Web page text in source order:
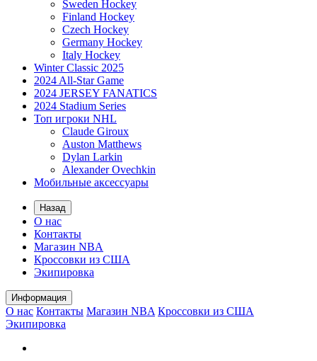
Sweden Hockey
Finland Hockey
Czech Hockey
Germany Hockey
Italy Hockey
Winter Classic 2025
2024 All-Star Game
2024 JERSEY FANATICS
2024 Stadium Series
Топ игроки NHL
Claude Giroux
Auston Matthews
Dylan Larkin
Alexander Ovechkin
Мобильные аксессуары
Назад
О нас
Контакты
Магазин NBA
Кроссовки из США
Экипировка
Информация
О нас Контакты Магазин NBA Кроссовки из США
Экипировка